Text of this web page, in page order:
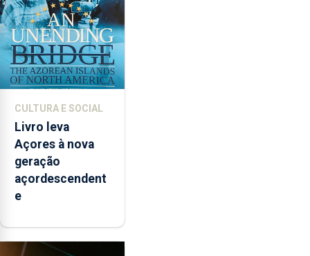
CULTURA E SOCIAL
Livro leva
Açores à nova
geração
açordescendent
e